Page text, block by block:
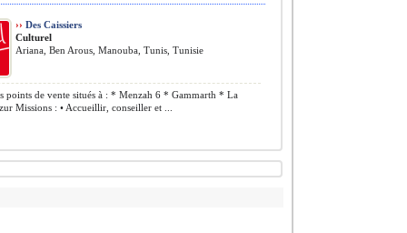
›› Des Caissiers
Culturel
Ariana, Ben Arous, Manouba, Tunis, Tunisie
points de vente situés à : * Menzah 6 * Gammarth * La
Missions : • Accueillir, conseiller et ...